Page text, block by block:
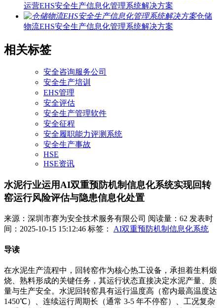
运营EHS安全生产信息化管理系统解决方案
仓储
物流EHS安全生产信息化管理系统解决方案
相关标签
安全咨询服务公司
安全生产培训
EHS管理
安全评估
安全生产管理软件
安全征程
安全履职能力评测系统
安全生产事故
HSE
HSE资讯
水泥行业运用AI双重预防机制信息化系统实现回转
窑运行风险评估与隐患信息化处置
来源：深圳市赛为安全技术服务有限公司 阅读量：62 发表时
间：2025-10-15 15:12:46 标签： AI双重预防机制信息化系统
导读
在水泥生产流程中，回转窑作为核心热工设备，承担着生料煅
烧、熟料形成的关键任务，其运行状态直接决定水泥产量、质
量与生产安全。水泥回转窑具有运行温度高（窑内最高温度达
1450℃）、连续运行周期长（通常 3-5 年不停窑）、工况复杂